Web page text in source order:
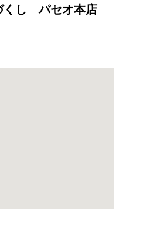
くし パセオ本店